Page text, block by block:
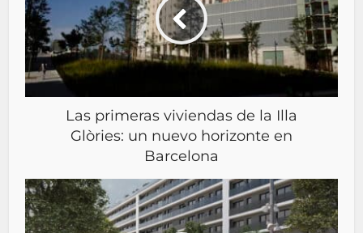
Las primeras viviendas de la Illa
Glòries: un nuevo horizonte en
Barcelona